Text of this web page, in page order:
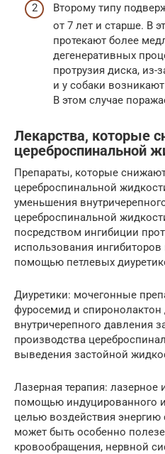
Второму типу
от 7 лет и старше. В
протекают более
дегенеративных
протрузия диска, из-
и у собаки
В этом случае
Лекарства, которые
цереброспинальной
Препараты, которые
цереброспинальной
уменьшения
цереброспинальной
посредством ингибиции
использования
помощью петлевых
Диуретики: мочегонные
фуросемид и
внутричерепного давления
производства
выведения застойной
Лазерная терапия: лазерное
помощью индуцированного
целью воздействия
может быть особенно
кровообращения, нервной